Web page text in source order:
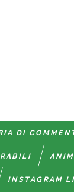
DI
INSTAGRAM